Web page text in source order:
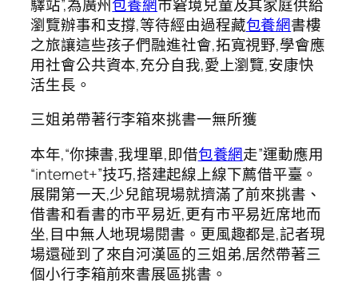
驛站”,為廣州包養網市窘境兒童及其家庭供給
瀏覽辦事和支撐,等待經由過程藏包養網書樓
之旅讓這些孩子們融進社會,拓寬視野,學會應
用社會公共資本,充分自我,愛上瀏覽,安康快
活生長。
三姐弟帶著行李箱來挑書一無所獲
本年,“你揀書,我埋單,即借包養網走”運動應用
“internet+”技巧,搭建起線上線下薦借平臺。
展開第一天,少兒館現場就擠滿了前來挑書、
借書和看書的市平易近,更有市平易近席地而
坐,目中無人地現場閱書。更風趣都是,記者現
場還碰到了來自河漢區的三姐弟,居然帶著三
個小行李箱前來書展區挑書。